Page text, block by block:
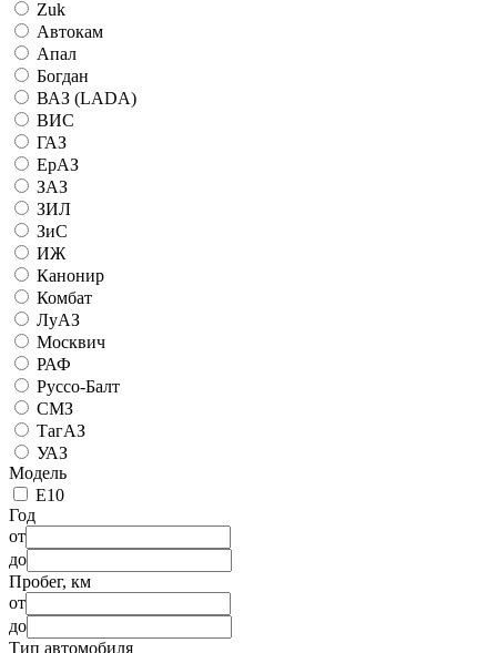
Zuk
Автокам
Апал
Богдан
ВАЗ (LADA)
ВИС
ГАЗ
ЕрАЗ
ЗАЗ
ЗИЛ
ЗиС
ИЖ
Канонир
Комбат
ЛуАЗ
Москвич
РАФ
Руссо-Балт
СМЗ
ТагАЗ
УАЗ
Модель
E10
Год
от
до
Пробег, км
от
до
Тип автомобиля